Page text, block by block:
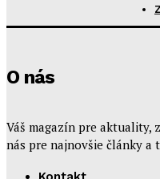
O nás
Váš magazín pre aktuality,
nás pre najnovšie články a